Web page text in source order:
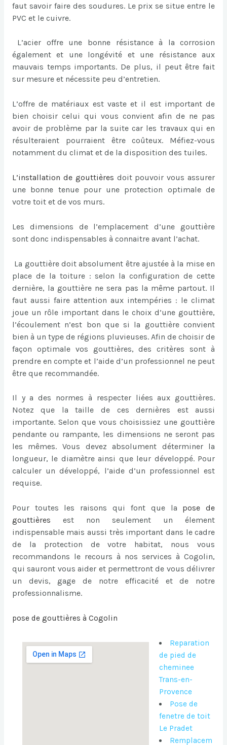
faut savoir faire des soudures. Le prix se situe entre le
PVC et le cuivre.
L’acier offre une bonne résistance à la corrosion
également et une longévité et une résistance aux
mauvais temps importants. De plus, il peut être fait
sur mesure et nécessite peu d’entretien.
L’offre de matériaux est vaste et il est important de
bien choisir celui qui vous convient afin de ne pas
avoir de problème par la suite car les travaux qui en
résulteraient pourraient être coûteux. Méfiez-vous
notamment du climat et de la disposition des tuiles.
L’installation de gouttières doit pouvoir vous assurer
une bonne tenue pour une protection optimale de
votre toit et de vos murs.
Les dimensions de l’emplacement d’une gouttière
sont donc indispensables à connaitre avant l’achat.
La gouttière doit absolument être ajustée à la mise en
place de la toiture : selon la configuration de cette
dernière, la gouttière ne sera pas la même partout. Il
faut aussi faire attention aux intempéries : le climat
joue un rôle important dans le choix d’une gouttière,
l’écoulement n’est bon que si la gouttière convient
bien à un type de régions pluvieuses. Afin de choisir de
façon optimale vos gouttières, des critères sont à
prendre en compte et l’aide d’un professionnel ne peut
être que recommandée.
Il y a des normes à respecter liées aux gouttières.
Notez que la taille de ces dernières est aussi
importante. Selon que vous choisissiez une gouttière
pendante ou rampante, les dimensions ne seront pas
les mêmes. Vous devez absolument déterminer la
longueur, le diamètre ainsi que leur développé. Pour
calculer un développé, l’aide d’un professionnel est
requise.
Pour toutes les raisons qui font que la pose de
gouttières
est non seulement un élement
indispensable mais aussi très important dans le cadre
de la protection de votre habitat, nous vous
recommandons le recours à nos services à Cogolin,
qui sauront vous aider et permettront de vous délivrer
un devis, gage de notre efficacité et de notre
professionnalisme.
pose de gouttières à Cogolin
Reparation
de pied de
cheminee
Trans-en-
Provence
Pose de
fenetre de toit
Le Pradet
Remplacem